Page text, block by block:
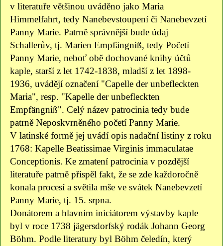
v literatuře většinou uváděno jako Maria
Himmelfahrt, tedy Nanebevstoupení či Nanebevzetí
Panny Marie. Patrně správnější bude údaj
Schallerův, tj. Marien Empfängniß, tedy Početí
Panny Marie, neboť obě dochované knihy účtů
kaple, starší z let 1742-1838, mladší z let 1898-
1936, uvádějí označení "Capelle der unbefleckten
Maria", resp. "Kapelle der unbefleckten
Empfängniß". Celý název patrocinia tedy bude
patrně Neposkvrněného početí Panny Marie.
V latinské formě jej uvádí opis nadační listiny z roku
1768: Kapelle Beatissimae Virginis immaculatae
Conceptionis. Ke zmatení patrocinia v pozdější
literatuře patrně přispěl fakt, že se zde každoročně
konala procesí a světila mše ve svátek Nanebevzetí
Panny Marie, tj. 15. srpna.
Donátorem a hlavním iniciátorem výstavby kaple
byl v roce 1738 jägersdorfský rodák Johann Georg
Böhm. Podle literatury byl Böhm čeledín, který